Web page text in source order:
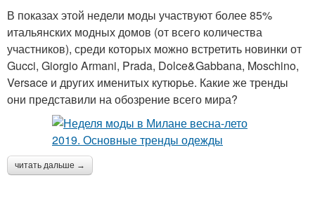
В показах этой недели моды участвуют более 85%
итальянских модных домов (от всего количества
участников), среди которых можно встретить новинки от
Gucci, Giorgio Armani, Prada, Dolce&Gabbana, Moschino,
Versace и других именитых кутюрье. Какие же тренды
они представили на обозрение всего мира?
читать дальше →